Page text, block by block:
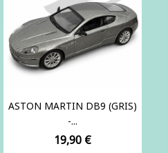
ASTON MARTIN DB9 (GRIS)
-...
Prix
19,90 €